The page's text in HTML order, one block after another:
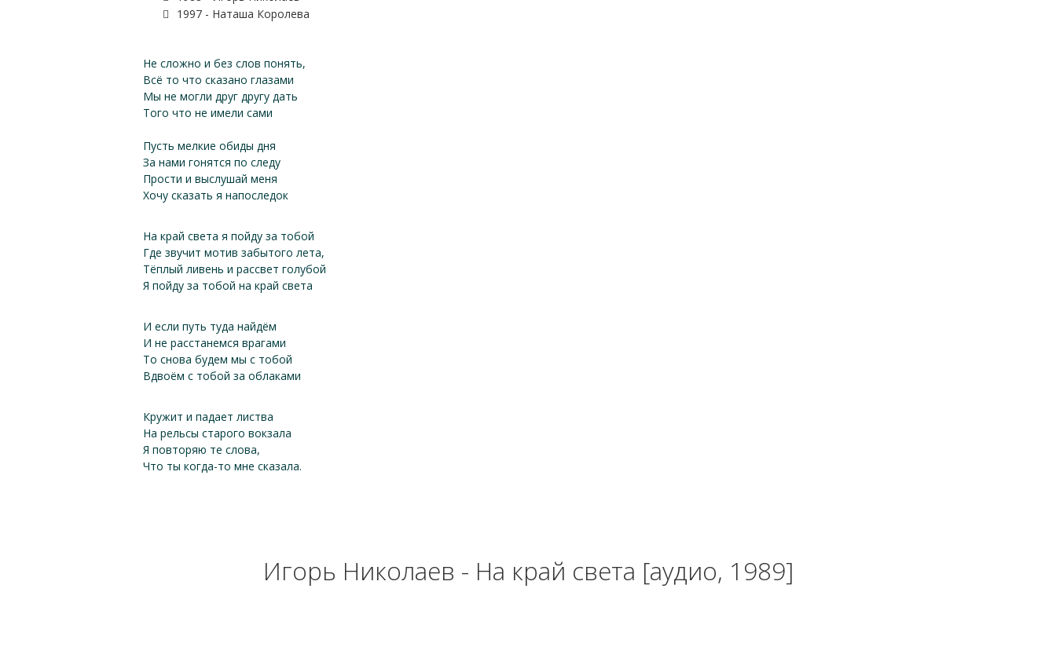
1997 - Наташа Королева
Не сложно и без слов понять,
Всё то что сказано глазами
Мы не могли друг другу дать
Того что не имели сами
Пусть мелкие обиды дня
За нами гонятся по следу
Прости и выслушай меня
Хочу сказать я напоследок
На край света я пойду за тобой
Где звучит мотив забытого лета,
Тёплый ливень и рассвет голубой
Я пойду за тобой на край света
И если путь туда найдём
И не расстанемся врагами
То снова будем мы с тобой
Вдвоём с тобой за облаками
Кружит и падает листва
На рельсы старого вокзала
Я повторяю те слова,
Что ты когда-то мне сказала.
Игорь Николаев - На край света [аудио, 1989]